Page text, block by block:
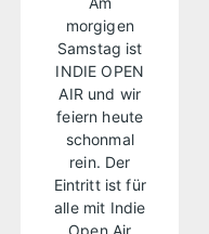
morgigen
Samstag ist
INDIE OPEN
AIR und wir
feiern heute
schonmal
rein. Der
Eintritt ist für
alle mit Indie
Open Air